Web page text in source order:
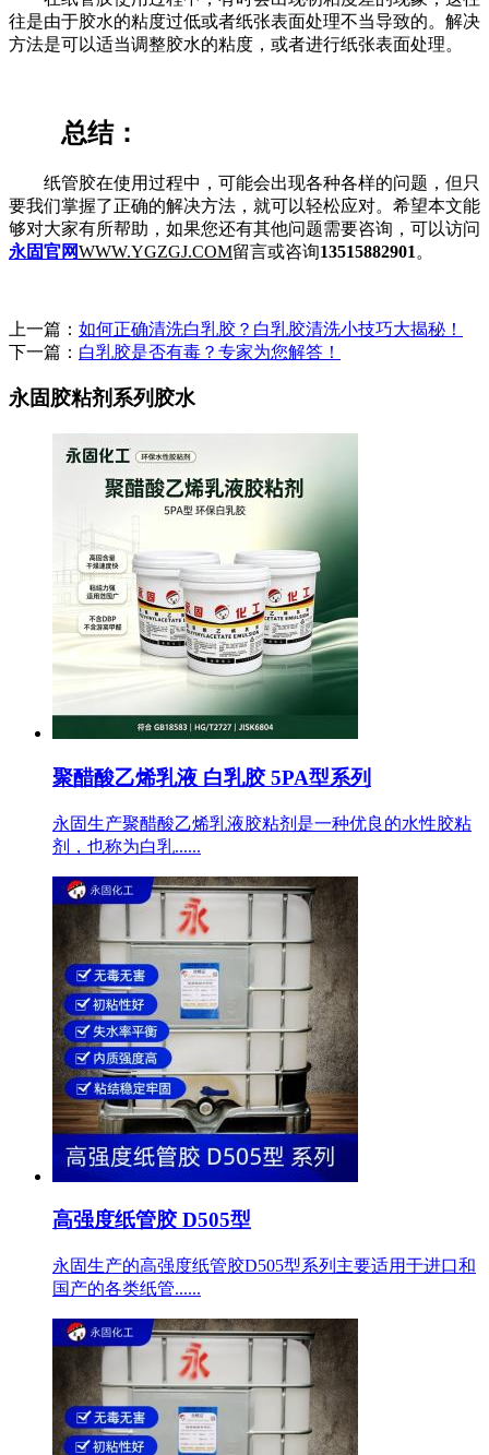
往是由于胶水的粘度过低或者纸张表面处理不当导致的。解决
方法是可以适当调整胶水的粘度，或者进行纸张表面处理。
总结：
纸管胶在使用过程中，可能会出现各种各样的问题，但只
要我们掌握了正确的解决方法，就可以轻松应对。希望本文能
够对大家有所帮助，如果您还有其他问题需要咨询，可以访问
永固官网WWW.YGZGJ.COM留言或咨询13515882901 。
上一篇： 如何正确清洗白乳胶？白乳胶清洗小技巧大揭秘！
下一篇： 白乳胶是否有毒？专家为您解答！
永固胶粘剂系列胶水
聚醋酸乙烯乳液 白乳胶 5PA型系列
永固生产聚醋酸乙烯乳液胶粘剂是一种优良的水性胶粘
剂，也称为白乳......
高强度纸管胶 D505型
永固生产的高强度纸管胶D505型系列主要适用于进口和
国产的各类纸管......